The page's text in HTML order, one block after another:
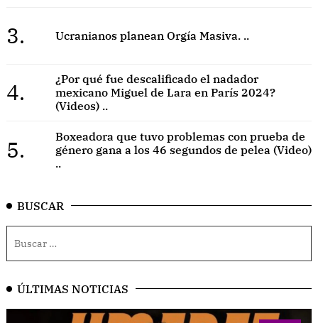
3. Ucranianos planean Orgía Masiva. ..
4.
¿Por qué fue descalificado el nadador
mexicano Miguel de Lara en París 2024?
(Videos) ..
5.
Boxeadora que tuvo problemas con prueba de
género gana a los 46 segundos de pelea (Video)
..
BUSCAR
ÚLTIMAS NOTICIAS